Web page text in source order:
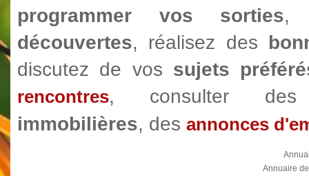
programmer vos sorties,
découvertes, réalisez des
discutez de vos sujets
rencontres, consulter
immobilières, des annonces
Annuaire